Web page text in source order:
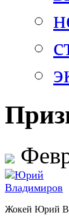
Жокей Юрий